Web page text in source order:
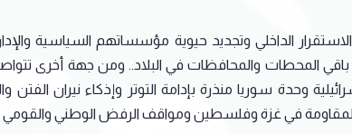
الداخلي وتجديد حيوية مؤسساتهم السياسية
المحطات والمحافظات في البلاد.. ومن جهة أخرى
وحدة سوريا منذرة بإدامة التوتر وإذكاء نيران
في غزة وفلسطين ومواقف الرفض الوطني والقومي